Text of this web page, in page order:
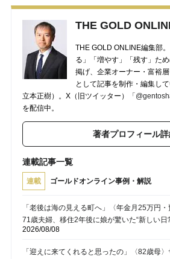
THE GOLD
THE GOLD ONLINE編集部
る」「増やす」「残す」た
掲げ、企業オーナー・富裕
として記事を制作・編集し
立本正樹）。X（旧ツイッター）
「
を配信中。
著者プロフィール
連載記事一覧
連載 ゴールドオンライン事例・解説
「老後は海の見える町へ」〈年金月25万円・
71歳夫婦、移住2年後に娘が驚いた“新しい日
2026/08/08
「迎えに来てくれると思ったの」〈82歳母